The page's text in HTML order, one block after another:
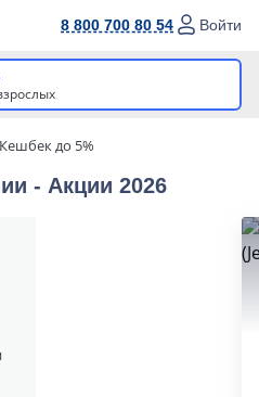
8 800 700 80 54 Войти
Кешбек до 5%
- Акции 2026